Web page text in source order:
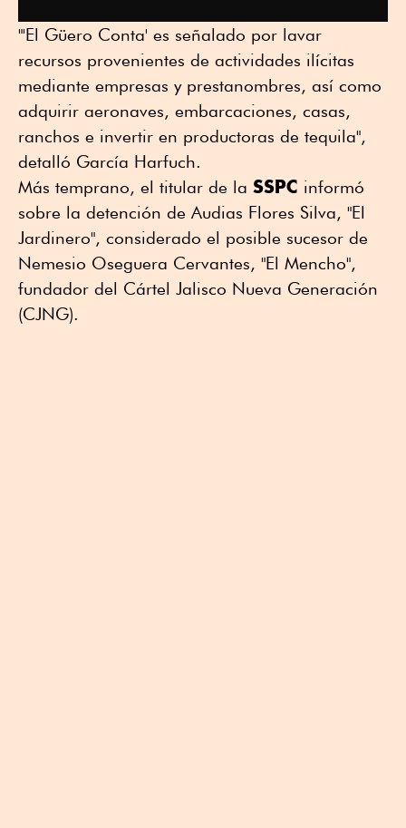
"'El Güero Conta' es señalado por lavar
recursos provenientes de actividades ilícitas
mediante empresas y prestanombres, así como
adquirir aeronaves, embarcaciones, casas,
ranchos e invertir en productoras de tequila",
detalló García Harfuch.
Más temprano, el titular de la SSPC informó
sobre la detención de Audias Flores Silva, "El
Jardinero", considerado el posible sucesor de
Nemesio Oseguera Cervantes, "El Mencho",
fundador del Cártel Jalisco Nueva Generación
(CJNG).